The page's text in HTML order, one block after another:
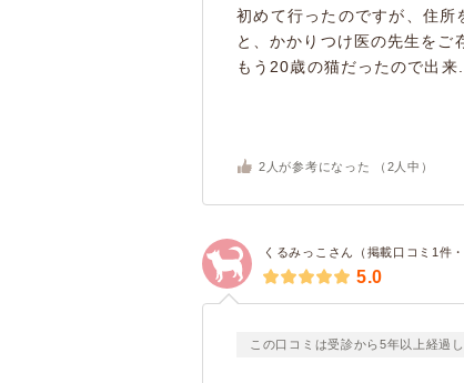
初めて行ったのですが、住所
と、かかりつけ医の先生をご
もう20歳の猫だったので出来
2 人が参考になった （ 2 人中）
くるみっこさん（掲載口コミ1件・
5.0
この口コミは受診から5年以上経過し